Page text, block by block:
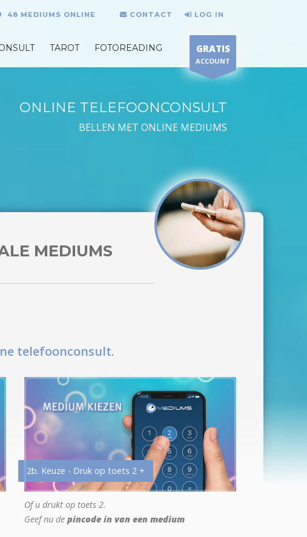
48 MEDIUMS ONLINE CONTACT LOG IN
TAROT FOTOREADING GRATIS
ACCOUNT
ONLINE TELEFOONCONSULT
BELLEN MET ONLINE MEDIUMS
MEDIUMS
telefoonconsult.
2b. Keuze - Druk op toets 2 +
Of u drukt op toets 2.
Geef nu de pincode in van een medium